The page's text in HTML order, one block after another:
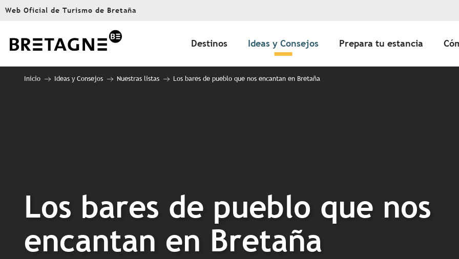
Aller
principal
Web Oficial de Turismo de Bretaña
Destinos Ideas y Consejos Prepara tu estancia
Inicio Ideas y Consejos Nuestras listas Los bares de pueblo que nos encantan en Bretaña
Los bares de pueblo que nos
encantan en Bretaña